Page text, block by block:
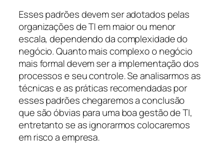
Esses padrões devem ser adotados pelas
organizações de TI em maior ou menor
escala, dependendo da complexidade do
negócio. Quanto mais complexo o negócio
mais formal devem ser a implementação dos
processos e seu controle. Se analisarmos as
técnicas e as práticas recomendadas por
esses padrões chegaremos a conclusão
que são óbvias para uma boa gestão de TI,
entretanto se as ignorarmos colocaremos
em risco a empresa.